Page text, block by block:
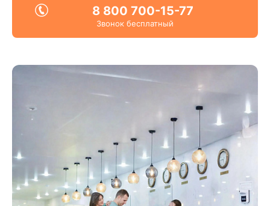
8 800 700-15-77
Звонок бесплатный